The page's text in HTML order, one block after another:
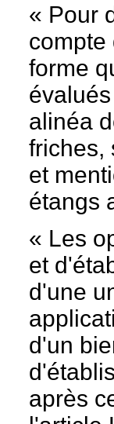
« Pour
compte
forme
alinéa
friches,
et
étangs
« Les
et
d'une
d'un
après